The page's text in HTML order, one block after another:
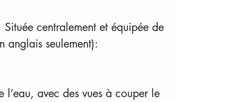
centralement et équipée de
anglais seulement):
avec des vues à couper le